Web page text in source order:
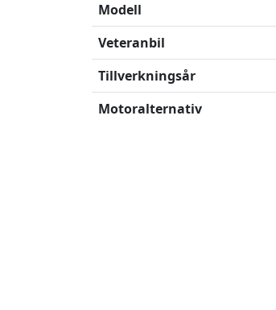
Modell
Veteranbil
Tillverkningsår
Motoralternativ